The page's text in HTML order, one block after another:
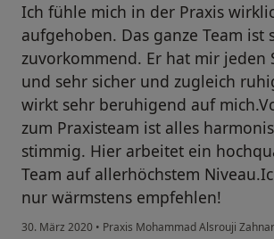
Ich fühle mich in der Praxis
aufgehoben. Das ganze Team ist
zuvorkommend. Er hat mir jeden
und sehr sicher und zugleich
wirkt sehr beruhigend auf
zum Praxisteam ist alles
stimmig. Hier arbeitet ein
Team auf allerhöchstem
nur wärmstens empfehlen!
30. März 2020 • Praxis Mohammad Alsrouji